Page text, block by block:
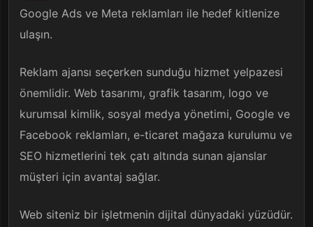
Google Ads ve Meta reklamları ile hedef kitlenize
ulaşın.
Reklam ajansı seçerken sunduğu hizmet yelpazesi
önemlidir. Web tasarımı, grafik tasarım, logo ve
kurumsal kimlik, sosyal medya yönetimi, Google ve
Facebook reklamları, e-ticaret mağaza kurulumu ve
SEO hizmetlerini tek çatı altında sunan ajanslar
müşteri için avantaj sağlar.
Web siteniz bir işletmenin dijital dünyadaki yüzüdür.